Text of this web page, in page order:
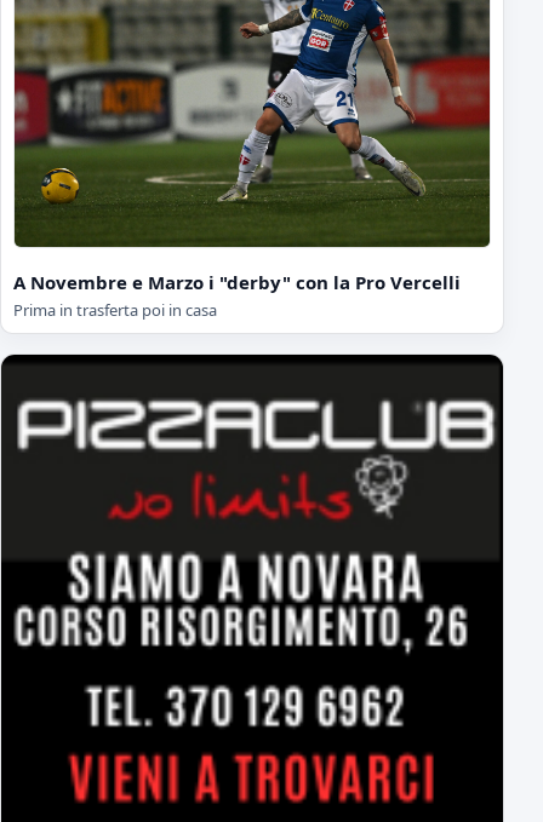
A Novembre e Marzo i "derby" con la Pro Vercelli
Prima in trasferta poi in casa